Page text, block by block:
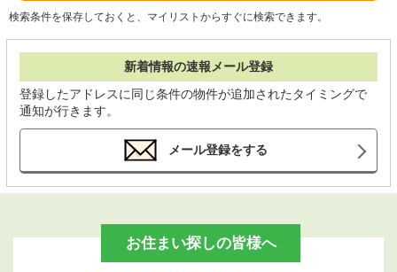
検索条件を保存しておくと、マイリストからすぐに検索できます。
新着情報の速報メール登録
登録したアドレスに同じ条件の物件が追加されたタイミングで
通知が行きます。
メール登録をする
お住まい探しの皆様へ